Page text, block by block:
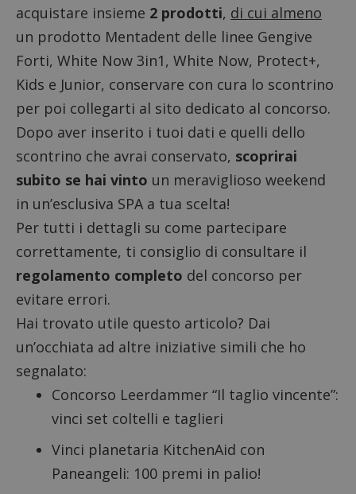
acquistare insieme 2 prodotti, di cui almeno
un prodotto Mentadent delle linee Gengive
Forti, White Now 3in1, White Now, Protect+,
Kids e Junior, conservare con cura lo scontrino
per poi collegarti al sito dedicato al concorso.
Dopo aver inserito i tuoi dati e quelli dello
scontrino che avrai conservato, scoprirai
subito se hai vinto un meraviglioso weekend
in un’esclusiva SPA a tua scelta!
Per tutti i dettagli su come partecipare
correttamente, ti consiglio di consultare il
regolamento completo del concorso per
evitare errori.
Hai trovato utile questo articolo? Dai
un’occhiata ad altre iniziative simili che ho
segnalato:
Concorso Leerdammer “Il taglio vincente”:
vinci set coltelli e taglieri
Vinci planetaria KitchenAid con
Paneangeli: 100 premi in palio!